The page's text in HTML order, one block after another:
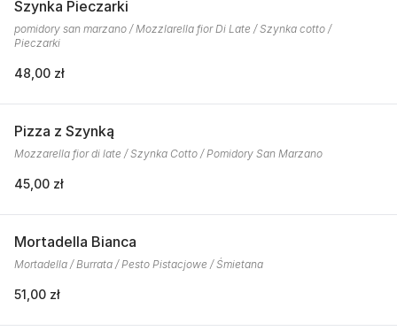
Szynka Pieczarki
pomidory san marzano / Mozzlarella fior Di Late / Szynka cotto /
Pieczarki
48,00 zł
Pizza z Szynką
Mozzarella fior di late / Szynka Cotto / Pomidory San Marzano
45,00 zł
Mortadella Bianca
Mortadella / Burrata / Pesto Pistacjowe / Śmietana
51,00 zł